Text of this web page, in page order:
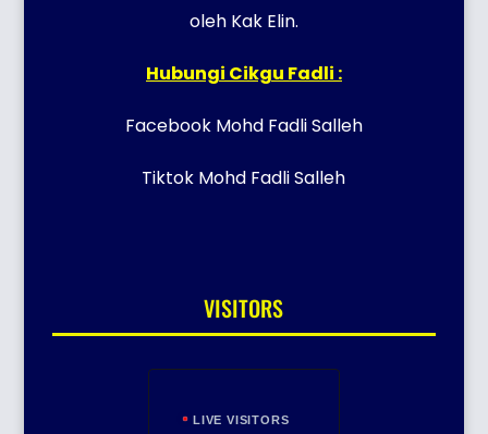
oleh Kak Elin.
Hubungi Cikgu Fadli :
Facebook Mohd Fadli Salleh
Tiktok Mohd Fadli Salleh
VISITORS
LIVE VISITORS